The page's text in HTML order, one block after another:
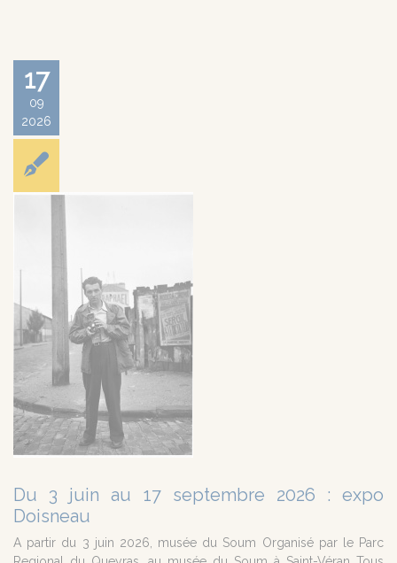
17
09
2026
Du 3 juin au 17 septembre 2026 : expo
Doisneau
A partir du 3 juin 2026, musée du Soum Organisé par le Parc